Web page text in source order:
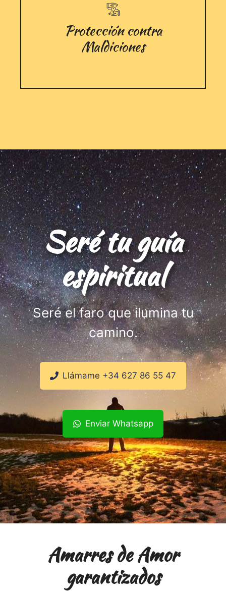
Protección contra
Maldiciones
Seré tu guía
espiritual
Seré el faro que ilumina tu
camino.
Llámame +34 627 86 55 47
Enviar Whatsapp
Amarres de Amor
garantizados